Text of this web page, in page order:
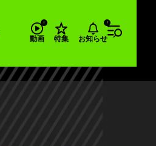
動画 特集 お知らせ